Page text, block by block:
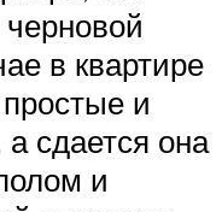
в квартире
и
сдается она
и